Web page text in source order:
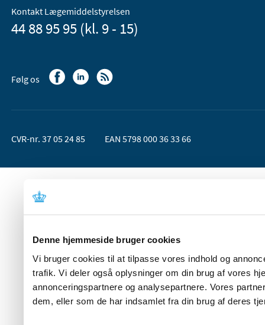
Denne hjemmeside bruger cookies
Vi bruger cookies til at tilpasse vores indhold og
trafik. Vi deler også oplysninger om din brug af vores
annonceringspartnere og analysepartnere. Vores
dem, eller som de har indsamlet fra din brug af deres
Kontakt Lægemiddelstyrelsen
44 88 95 95 (kl. 9 - 15)
Følg os
CVR-nr. 37 05 24 85 EAN 5798 000 36 33 66